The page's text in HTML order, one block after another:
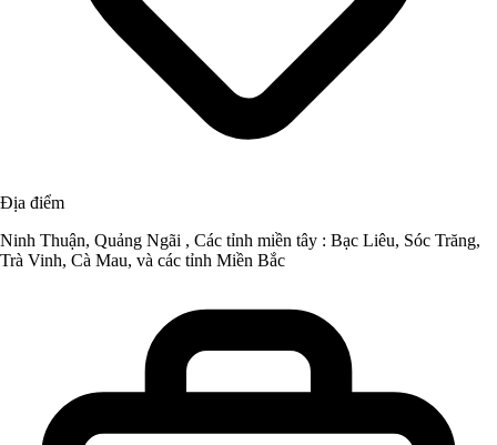
Địa điểm
Ninh Thuận, Quảng Ngãi , Các tỉnh miền tây : Bạc Liêu, Sóc Trăng,
Trà Vinh, Cà Mau, và các tỉnh Miền Bắc